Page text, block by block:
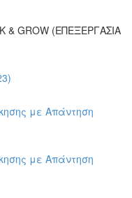
& GROW (ΕΠΕΞΕΡΓΑΣΙΑ
με Απάντηση
με Απάντηση